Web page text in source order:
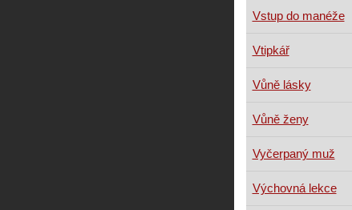
Vstup do manéže
Vtipkář
Vůně lásky
Vůně ženy
Vyčerpaný muž
Výchovná lekce